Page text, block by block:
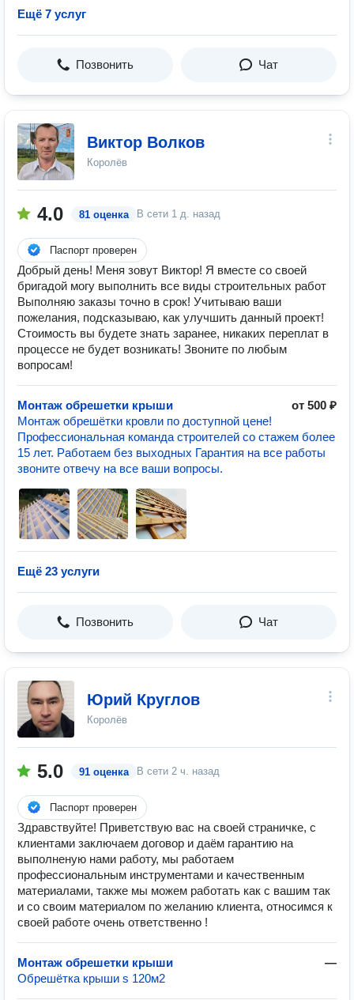
Ещё 7 услуг
Позвонить Чат
Виктор Волков
Королёв
4.0 81 оценка В сети 1 д. назад
Паспорт проверен
Добрый день! Меня зовут Виктор! Я вместе со своей
бригадой могу выполнить все виды строительных работ
Выполняю заказы точно в срок! Учитываю ваши
пожелания, подсказываю, как улучшить данный проект!
Стоимость вы будете знать заранее, никаких переплат в
процессе не будет возникать! Звоните по любым
вопросам!
Монтаж обрешетки крыши
от 500 ₽
Монтаж обрешётки кровли по доступной цене!
Профессиональная команда строителей со стажем более
15 лет. Работаем без выходных Гарантия на все работы
звоните отвечу на все ваши вопросы.
Ещё 23 услуги
Позвонить Чат
Юрий Круглов
Королёв
5.0 91 оценка В сети 2 ч. назад
Паспорт проверен
Здравствуйте! Приветствую вас на своей страничке, с
клиентами заключаем договор и даём гарантию на
выполненую нами работу, мы работаем
профессиональным инструментами и качественным
материалами, также мы можем работать как с вашим так
и со своим материалом по желанию клиента, относимся к
своей работе очень ответственно !
Монтаж обрешетки крыши
—
Обрешётка крыши s 120м2